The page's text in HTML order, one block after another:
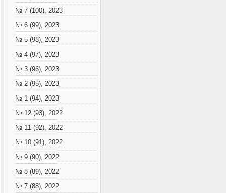
№ 7 (100), 2023
№ 6 (99), 2023
№ 5 (98), 2023
№ 4 (97), 2023
№ 3 (96), 2023
№ 2 (95), 2023
№ 1 (94), 2023
№ 12 (93), 2022
№ 11 (92), 2022
№ 10 (91), 2022
№ 9 (90), 2022
№ 8 (89), 2022
№ 7 (88), 2022